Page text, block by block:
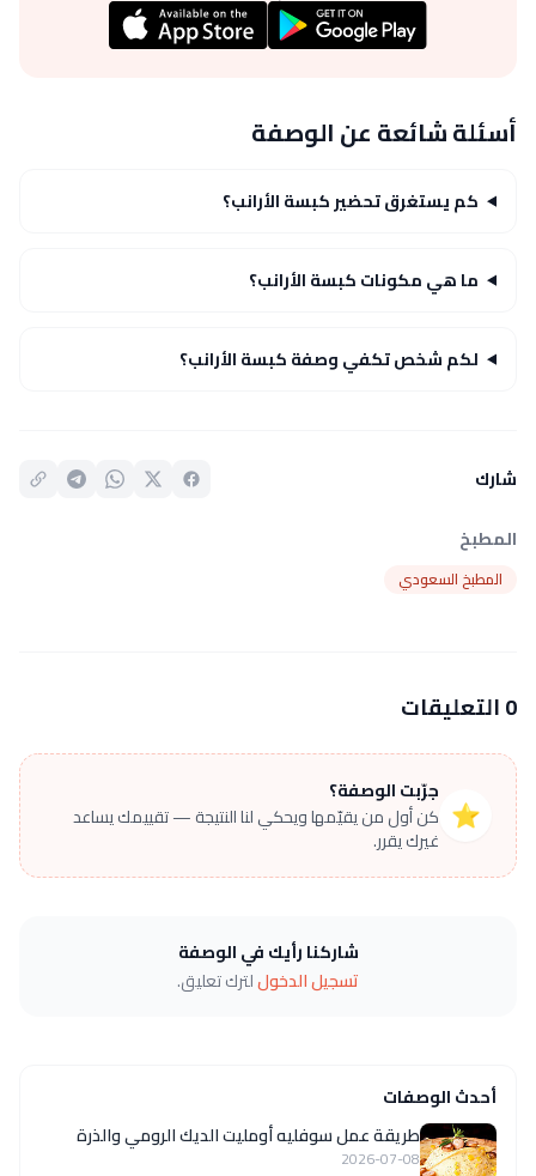
أسئلة شائعة عن الوصفة
كم يستغرق تحضير كبسة الأرانب؟
ما هي مكونات كبسة الأرانب؟
لكم شخص تكفي وصفة كبسة الأرانب؟
شارك
المطبخ
المطبخ السعودي
0 التعليقات
⭐
جرّبت الوصفة؟
كن أول من يقيّمها ويحكي لنا النتيجة — تقييمك يساعد
غيرك يقرر.
شاركنا رأيك في الوصفة
تسجيل الدخوللترك تعليق.
أحدث الوصفات
طريقة عمل سوفليه أومليت الديك الرومي والذرة
2026-07-08